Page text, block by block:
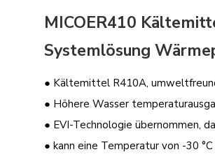
MICOER410
Systemlösung
● Kältemittel R410A,
● Höhere Wasser
● EVI-Technologie übernommen,
● kann eine Temperatur von -30 °C